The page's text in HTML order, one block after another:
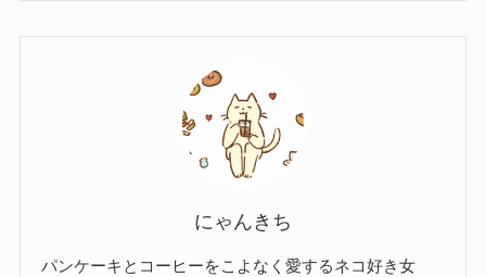
にゃんきち
パンケーキとコーヒーをこよなく愛するネコ好き女